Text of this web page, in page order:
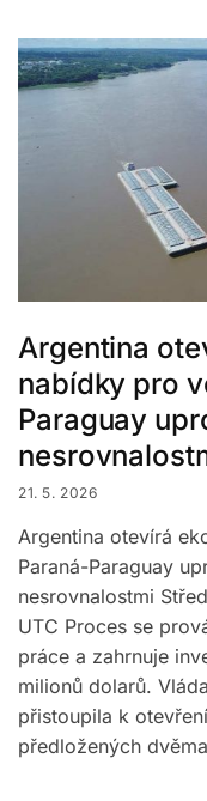
Argentina
nabídky pro
Paraguay
21. 5. 2026
Argentina otevírá
Paraná-Paraguay
nesrovnalostmi
UTC Proces se
práce a zahrnuje
milionů dolarů.
přistoupila k
předložených